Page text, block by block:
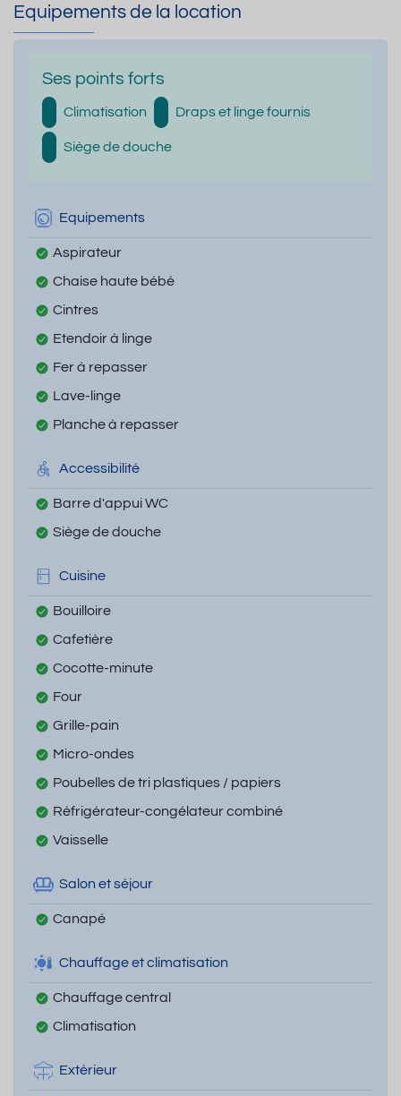
Equipements de la location
Ses points forts
Climatisation Draps et linge fournis
Siège de douche
Equipements
Aspirateur
Chaise haute bébé
Cintres
Etendoir à linge
Fer à repasser
Lave-linge
Planche à repasser
Accessibilité
Barre d'appui WC
Siège de douche
Cuisine
Bouilloire
Cafetière
Cocotte-minute
Four
Grille-pain
Micro-ondes
Poubelles de tri plastiques / papiers
Réfrigérateur-congélateur combiné
Vaisselle
Salon et séjour
Canapé
Chauffage et climatisation
Chauffage central
Climatisation
Extérieur